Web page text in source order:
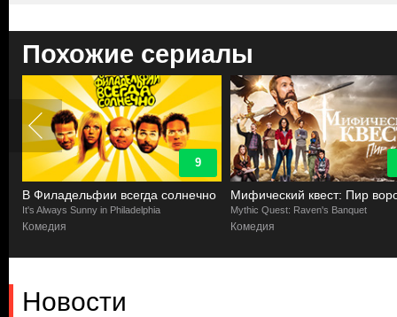
Похожие сериалы
8.2
Мифический квест: Пир ворона
Mythic Quest: Raven's Banquet
Комедия
Побочный квест
Side Quest
Комедия
Новости